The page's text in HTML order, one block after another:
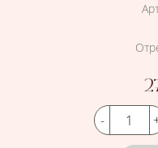
Кол-во